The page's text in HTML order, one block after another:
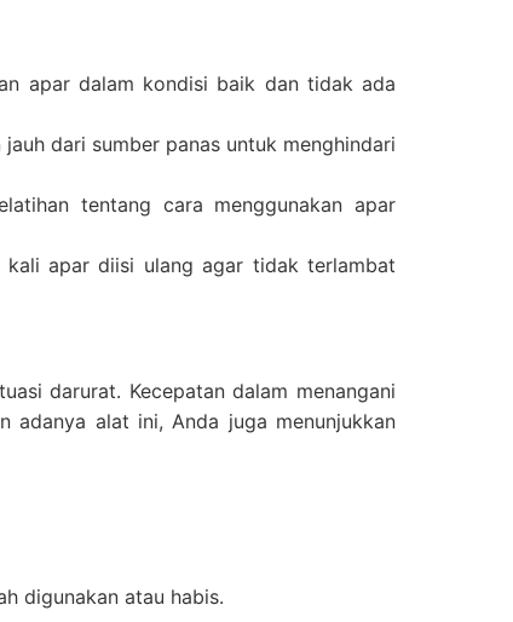
apar dalam kondisi baik dan tidak ada
dari sumber panas untuk menghindari
tentang cara menggunakan apar
apar diisi ulang agar tidak terlambat
darurat. Kecepatan dalam menangani
adanya alat ini, Anda juga menunjukkan
digunakan atau habis.